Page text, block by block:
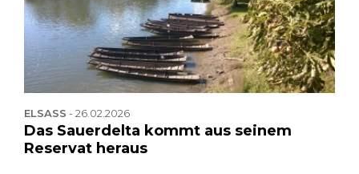
ELSASS -26.02.2026
Das Sauerdelta kommt aus seinem
Reservat heraus